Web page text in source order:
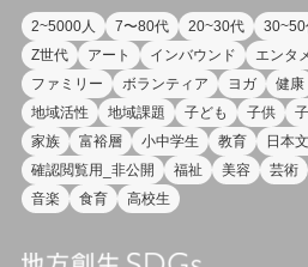
2~5000人 7〜80代 20~30代 30~50
Z世代
アート インバウンド エンタ
ファミリー
ボランティア ヨガ 健康
地域活性
地域課題 子ども 子供
家族
富裕層 小中学生 教育 日本
確認閲覧用_非公開
福祉 美容 芸術
音楽
食育 高校生